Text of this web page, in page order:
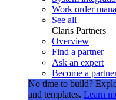
Work order
See all
Claris Partners
Overview
Find a partner
Ask an expert
Become a
No time to build?
and templates. Learn